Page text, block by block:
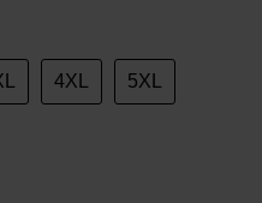
4XL 5XL